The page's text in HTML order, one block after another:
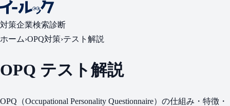
対策企業検索診断
ホーム›OPQ対策›テスト解説
OPQ テスト解説
OPQ（Occupational Personality Questionnaire）の仕組み・特徴・